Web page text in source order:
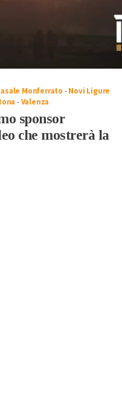
Monferrato -Novi Ligure
-Valenza
sponsor
che mostrerà la